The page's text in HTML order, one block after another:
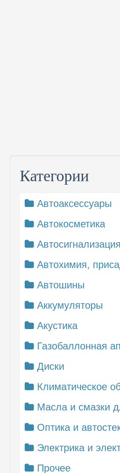
Категории
Автоаксессуары
Автокосметика
Автосигнализация
Автохимия,
Автошины
Аккумуляторы
Акустика
Газобаллонная
Диски
Климатическое
Масла и смазки
Оптика и
Электрика и
Прочее